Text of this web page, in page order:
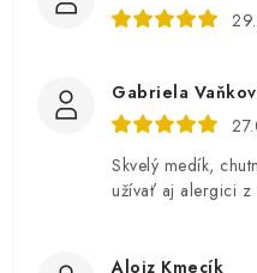
Gabriela
Skvelý medík,
užívať aj alergici z
Alojz Kmecík